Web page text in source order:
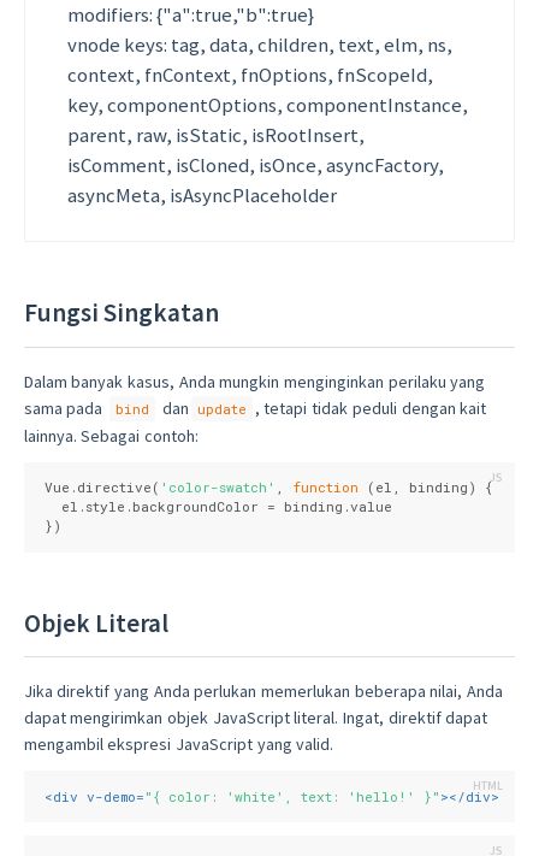
modifiers: {"a":true,"b":true}
vnode keys: tag, data, children, text, elm, ns,
context, fnContext, fnOptions, fnScopeId,
key, componentOptions, componentInstance,
parent, raw, isStatic, isRootInsert,
isComment, isCloned, isOnce, asyncFactory,
asyncMeta, isAsyncPlaceholder
Fungsi Singkatan
Dalam banyak kasus, Anda mungkin menginginkan perilaku yang
sama pada
bind dan update , tetapi tidak peduli dengan kait
lainnya. Sebagai contoh:
Vue.directive( 'color-swatch' , function ( el, binding ) {
  el.style.backgroundColor = binding.value
})
Objek Literal
Jika direktif yang Anda perlukan memerlukan beberapa nilai, Anda
dapat mengirimkan objek JavaScript literal. Ingat, direktif dapat
mengambil ekspresi JavaScript yang valid.
<div v-demo= "{ color: 'white', text: 'hello!' }" ></div>